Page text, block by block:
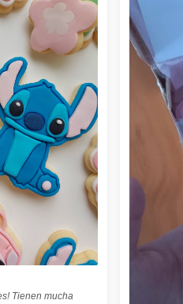
Tienen mucha